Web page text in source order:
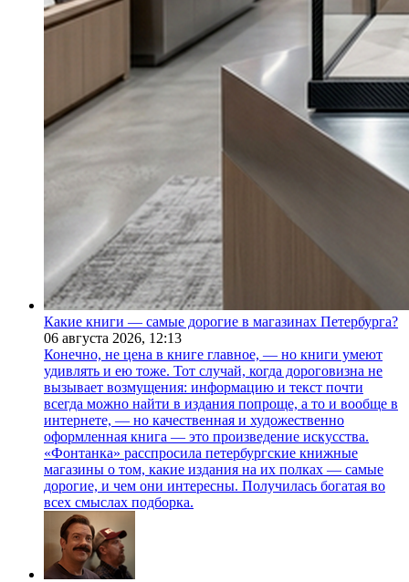
Какие книги — самые дорогие в магазинах Петербурга?
06 августа 2026, 12:13
Конечно, не цена в книге главное, — но книги умеют
удивлять и ею тоже. Тот случай, когда дороговизна не
вызывает возмущения: информацию и текст почти
всегда можно найти в издания попроще, а то и вообще в
интернете, — но качественная и художественно
оформленная книга — это произведение искусства.
«Фонтанка» расспросила петербургские книжные
магазины о том, какие издания на их полках — самые
дорогие, и чем они интересны. Получилась богатая во
всех смыслах подборка.